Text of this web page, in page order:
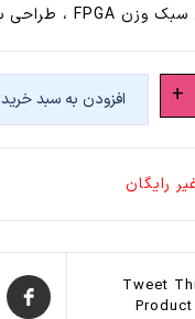
+ افزودن به سبد خرید
رایگان
Tweet
Product